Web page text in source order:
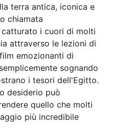
terra antica, iconica e
chiamata
catturato i cuori di molti
attraverso le lezioni di
emozionanti di
sognando
i tesori dell'Egitto.
desiderio può
quello che molti
più incredibile